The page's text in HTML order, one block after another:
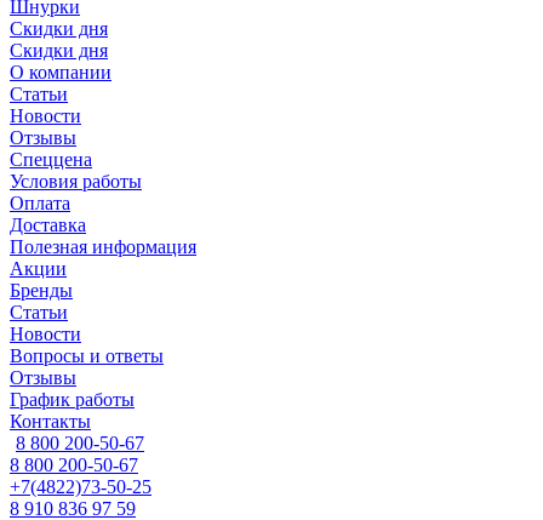
Шнурки
Скидки дня
Скидки дня
О компании
Статьи
Новости
Отзывы
Спеццена
Условия работы
Оплата
Доставка
Полезная информация
Акции
Бренды
Статьи
Новости
Вопросы и ответы
Отзывы
График работы
Контакты
8 800 200-50-67
8 800 200-50-67
+7(4822)73-50-25
8 910 836 97 59